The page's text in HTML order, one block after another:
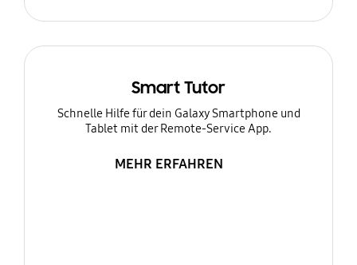
Smart Tutor
Schnelle Hilfe für dein Galaxy Smartphone und
Tablet mit der Remote-Service App.
MEHR ERFAHREN